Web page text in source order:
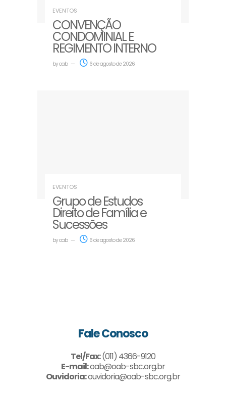
EVENTOS
CONVENÇÃO
CONDOMINIAL E
REGIMENTO INTERNO
byoab 6 de agosto de 2026
EVENTOS
Grupo de Estudos
Direito de Família e
Sucessões
byoab 6 de agosto de 2026
Fale Conosco
Tel/Fax:(011) 4366-9120
E-mail:oab@oab-sbc.org.br
Ouvidoria:ouvidoria@oab-sbc.org.br